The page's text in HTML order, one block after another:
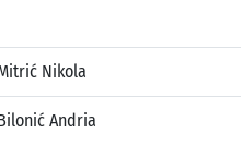
Nikola
Andria